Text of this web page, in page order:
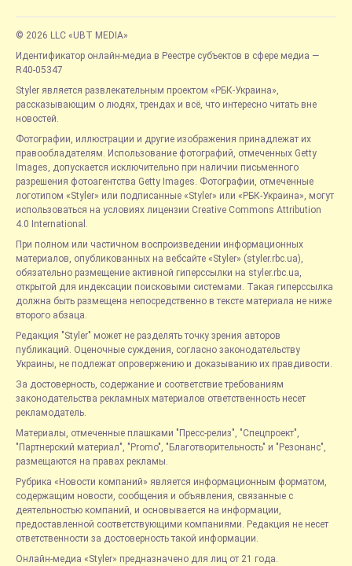
© 2026 LLC «UBT MEDIA»
Идентификатор онлайн-медиа в Реестре субъектов в сфере медиа —
R40-05347
Styler является развлекательным проектом «РБК-Украина»,
рассказывающим о людях, трендах и всё, что интересно читать вне
новостей.
Фотографии, иллюстрации и другие изображения принадлежат их
правообладателям. Использование фотографий, отмеченных Getty
Images, допускается исключительно при наличии письменного
разрешения фотоагентства Getty Images. Фотографии, отмеченные
логотипом «Styler» или подписанные «Styler» или «РБК-Украина», могут
использоваться на условиях лицензии Creative Commons Attribution
4.0 International.
При полном или частичном воспроизведении информационных
материалов, опубликованных на вебсайте «Styler» (styler.rbc.ua),
обязательно размещение активной гиперссылки на styler.rbc.ua,
открытой для индексации поисковыми системами. Такая гиперссылка
должна быть размещена непосредственно в тексте материала не ниже
второго абзаца.
Редакция "Styler" может не разделять точку зрения авторов
публикаций. Оценочные суждения, согласно законодательству
Украины, не подлежат опровержению и доказыванию их правдивости.
За достоверность, содержание и соответствие требованиям
законодательства рекламных материалов ответственность несет
рекламодатель.
Материалы, отмеченные плашками "Пресс-релиз", "Спецпроект",
"Партнерский материал", "Promo", "Благотворительность" и "Резонанс",
размещаются на правах рекламы.
Рубрика «Новости компаний» является информационным форматом,
содержащим новости, сообщения и объявления, связанные с
деятельностью компаний, и основывается на информации,
предоставленной соответствующими компаниями. Редакция не несет
ответственности за достоверность такой информации.
Онлайн-медиа «Styler» предназначено для лиц от 21 года.